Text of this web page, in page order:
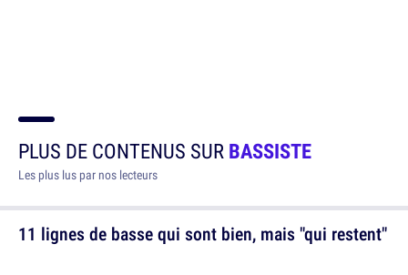
PLUS DE CONTENUS SURBASSISTE
Les plus lus par nos lecteurs
11 lignes de basse qui sont bien, mais "qui restent"